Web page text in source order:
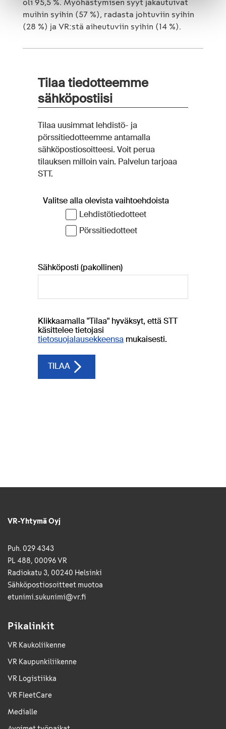
oli 95,5 %. Myöhästymisen syyt jakautuivat
muihin syihin (57 %), radasta johtuviin syihin
(28 %) ja VR:stä aiheutuviin syihin (14 %).
VR-Yhtymä Oyj
Puh. 029 4343
PL 488, 00096 VR
Radiokatu 3, 00240 Helsinki
Sähkö­posti­osoitteet muotoa
etunimi.sukunimi@vr.fi
Pikalinkit
VR Kaukoliikenne
VR Kaupunkiliikenne
VR Logistiikka
VR FleetCare
Medialle